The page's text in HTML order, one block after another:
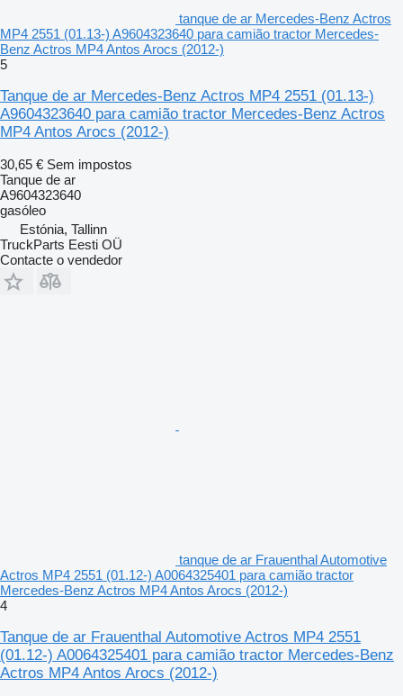
tanque de ar Mercedes-Benz Actros
MP4 2551 (01.13-) A9604323640 para camião tractor Mercedes-
Benz Actros MP4 Antos Arocs (2012-)
5
Tanque de ar Mercedes-Benz Actros MP4 2551 (01.13-)
A9604323640 para camião tractor Mercedes-Benz Actros
MP4 Antos Arocs (2012-)
30,65 € Sem impostos
Tanque de ar
A9604323640
gasóleo
Estónia, Tallinn
TruckParts Eesti OÜ
Contacte o vendedor
tanque de ar Frauenthal Automotive
Actros MP4 2551 (01.12-) A0064325401 para camião tractor
Mercedes-Benz Actros MP4 Antos Arocs (2012-)
4
Tanque de ar Frauenthal Automotive Actros MP4 2551
(01.12-) A0064325401 para camião tractor Mercedes-Benz
Actros MP4 Antos Arocs (2012-)